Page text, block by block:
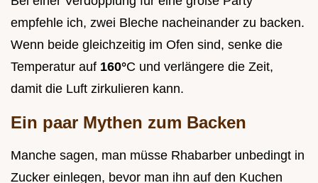
empfehle ich, zwei Bleche nacheinander zu backen.
Wenn beide gleichzeitig im Ofen sind, senke die
Temperatur auf 160°C und verlängere die Zeit,
damit die Luft zirkulieren kann.
Ein paar Mythen zum Backen
Manche sagen, man müsse Rhabarber unbedingt in
Zucker einlegen, bevor man ihn auf den Kuchen